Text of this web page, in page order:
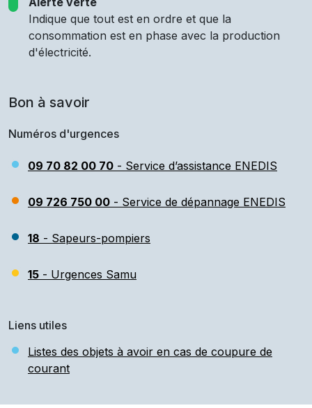
Indique que tout est en ordre et que la
consommation est en phase avec la production
d'électricité.
Bon à savoir
Numéros d'urgences
09 70 82 00 70 - Service d’assistance ENEDIS
09 726 750 00 - Service de dépannage ENEDIS
18 - Sapeurs-pompiers
15 - Urgences Samu
Liens utiles
Listes des objets à avoir en cas de coupure de
courant